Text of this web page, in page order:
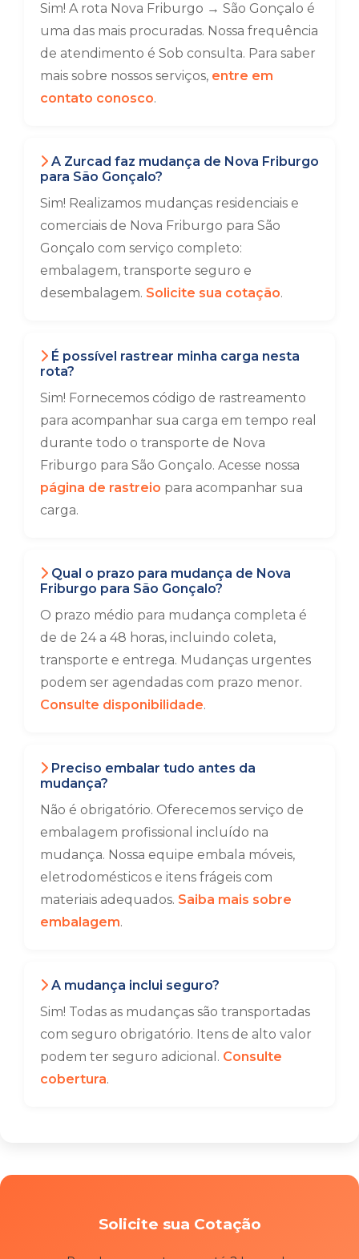
Sim! A rota Nova Friburgo → São Gonçalo é
uma das mais procuradas. Nossa frequência
de atendimento é Sob consulta. Para saber
mais sobre nossos serviços, entre em
contato conosco.
A Zurcad faz mudança de Nova Friburgo
para São Gonçalo?
Sim! Realizamos mudanças residenciais e
comerciais de Nova Friburgo para São
Gonçalo com serviço completo:
embalagem, transporte seguro e
desembalagem. Solicite sua cotação.
É possível rastrear minha carga nesta
rota?
Sim! Fornecemos código de rastreamento
para acompanhar sua carga em tempo real
durante todo o transporte de Nova
Friburgo para São Gonçalo. Acesse nossa
página de rastreio para acompanhar sua
carga.
Qual o prazo para mudança de Nova
Friburgo para São Gonçalo?
O prazo médio para mudança completa é
de de 24 a 48 horas, incluindo coleta,
transporte e entrega. Mudanças urgentes
podem ser agendadas com prazo menor.
Consulte disponibilidade.
Preciso embalar tudo antes da
mudança?
Não é obrigatório. Oferecemos serviço de
embalagem profissional incluído na
mudança. Nossa equipe embala móveis,
eletrodomésticos e itens frágeis com
materiais adequados. Saiba mais sobre
embalagem.
A mudança inclui seguro?
Sim! Todas as mudanças são transportadas
com seguro obrigatório. Itens de alto valor
podem ter seguro adicional. Consulte
cobertura.
Solicite sua Cotação